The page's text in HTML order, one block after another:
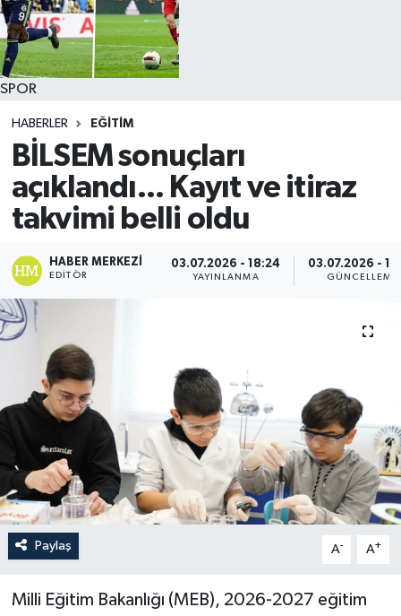
SPOR
HABERLER EĞİTİM
BİLSEM sonuçları
açıklandı... Kayıt ve itiraz
takvimi belli oldu
HABER MERKEZI
EDITÖR
03.07.2026 - 18:24
YAYINLANMA
03.07.2026 -
GÜNCELLEME
Paylaş A- A+
Milli Eğitim Bakanlığı (MEB), 2026-2027 eğitim